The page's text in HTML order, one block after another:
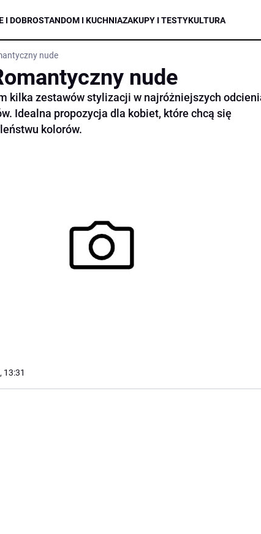
I DOBROSTANDOM I KUCHNIAZAKUPY I TESTYKULTURA
nude
nude
kilka zestawów stylizacji w najróżniejszych
Idealna propozycja dla kobiet, które chcą się
kolorów.
13:31